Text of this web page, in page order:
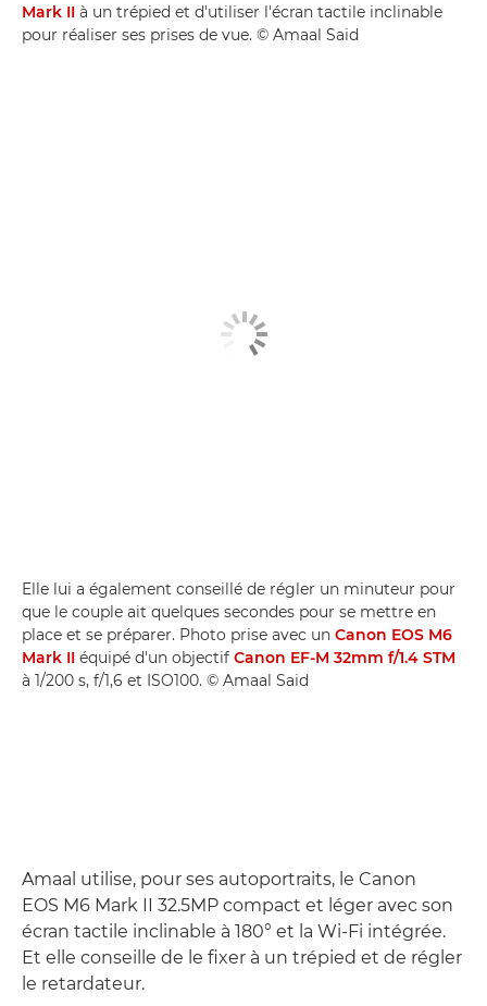
Mark II à un trépied et d'utiliser l'écran tactile inclinable
pour réaliser ses prises de vue. © Amaal Said
Elle lui a également conseillé de régler un minuteur pour
que le couple ait quelques secondes pour se mettre en
place et se préparer. Photo prise avec un Canon EOS M6
Mark II équipé d'un objectif Canon EF-M 32mm f/1.4 STM
à 1/200 s, f/1,6 et ISO100. © Amaal Said
Amaal utilise, pour ses autoportraits, le Canon
EOS M6 Mark II 32.5MP compact et léger avec son
écran tactile inclinable à 180° et la Wi-Fi intégrée.
Et elle conseille de le fixer à un trépied et de régler
le retardateur.